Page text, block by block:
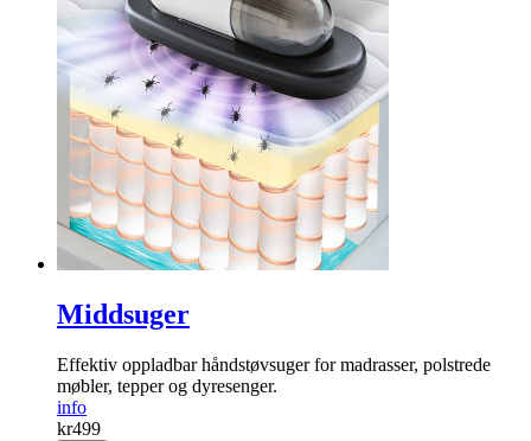
Middsuger
Effektiv oppladbar hånd­støvsuger for madrasser, polstrede
møbler, tepper og dyresenger.
info
kr499